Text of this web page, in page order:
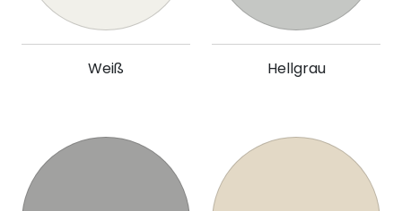
Weiß Hellgrau